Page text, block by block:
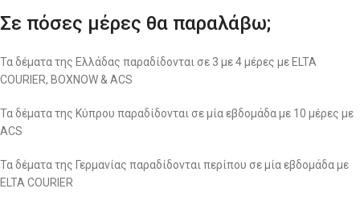
Σε πόσες μέρες θα παραλάβω;
Τα δέματα της Ελλάδας παραδίδονται σε 3 με 4 μέρες με ELTA
COURIER, BOXNOW & ACS
Τα δέματα της Κύπρου παραδίδονται σε μία εβδομάδα με 10 μέρες με
ACS
Τα δέματα της Γερμανίας παραδίδονται περίπου σε μία εβδομάδα με
ELTA COURIER